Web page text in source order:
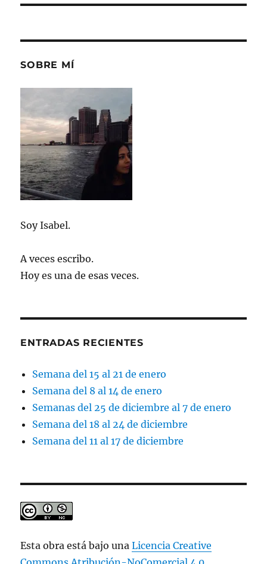
SOBRE MÍ
Soy Isabel.
A veces escribo.
Hoy es una de esas veces.
ENTRADAS RECIENTES
Semana del 15 al 21 de enero
Semana del 8 al 14 de enero
Semanas del 25 de diciembre al 7 de enero
Semana del 18 al 24 de diciembre
Semana del 11 al 17 de diciembre
Esta obra está bajo unaLicencia Creative